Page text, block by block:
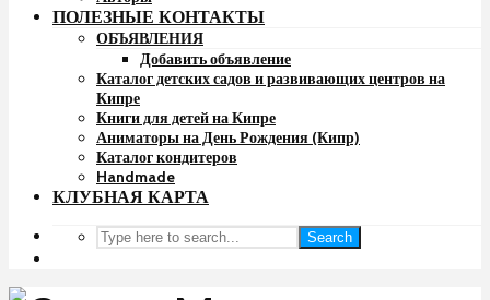
ПОЛЕЗНЫЕ КОНТАКТЫ
ОБЪЯВЛЕНИЯ
Добавить объявление
Каталог детских садов и развивающих центров на
Кипре
Книги для детей на Кипре
Аниматоры на День Рождения (Кипр)
Каталог кондитеров
Handmade
КЛУБНАЯ КАРТА
Search